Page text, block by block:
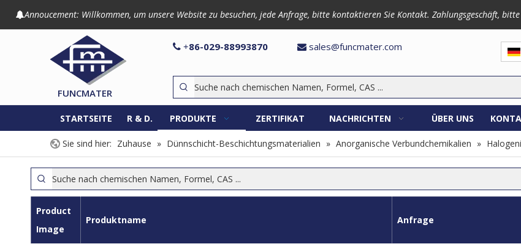
Annoucement: Willkommen, um unsere Website zu besuchen, jede Anfrage, bitte kontaktieren Sie Kontakt. Zahlungsgeschäft,
FUNCMATER
 +86-029-88993870  sales@funcmater.com
STARTSEITE R & D. PRODUKTE ZERTIFIKAT NACHRICHTEN ÜBER UNS
Sie sind hier: Zuhause » Dünnschicht-Beschichtungsmaterialien » Anorganische Verbundchemikalien »
Product
Image
Produktname Anfrage